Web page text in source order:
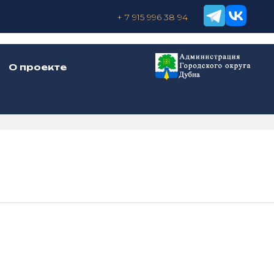
+ 7 915 996 38 94
О проекте